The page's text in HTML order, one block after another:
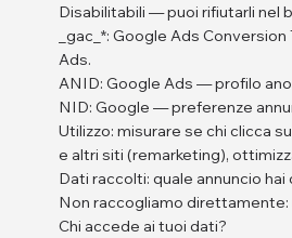
Disabilitabili — puoi rifiutarli nel
_gac_*: Google Ads
Ads.
ANID: Google Ads — profilo
NID: Google — preferenze
Utilizzo: misurare se chi clicca
e altri siti (remarketing),
Dati raccolti: quale annuncio
Non raccogliamo direttamente:
Chi accede ai tuoi dati?